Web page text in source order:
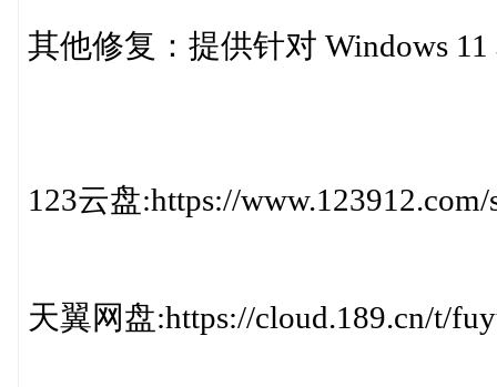
其他修复：提供针对 Windows
123云盘:https://
天翼网盘:https://cloud.189.cn/t/